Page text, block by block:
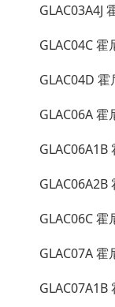
GLAC03A4J
GLAC04C 霍
GLAC04D 霍
GLAC06A 霍
GLAC06A1B
GLAC06A2B
GLAC06C 霍
GLAC07A 霍
GLAC07A1B